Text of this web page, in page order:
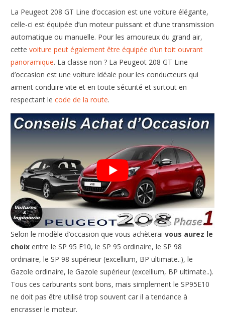
La Peugeot 208 GT Line d’occasion est une voiture élégante,
celle-ci est équipée d’un moteur puissant et d’une transmission
automatique ou manuelle. Pour les amoureux du grand air,
cettevoiture peut également être équipée d’un toit ouvrant
panoramique. La classe non ? La Peugeot 208 GT Line
d’occasion est une voiture idéale pour les conducteurs qui
aiment conduire vite et en toute sécurité et surtout en
respectant lecode de la route.
Selon le modèle d’occasion que vous achèteraivous aurez le
choix entre le SP 95 E10, le SP 95 ordinaire, le SP 98
ordinaire, le SP 98 supérieur (excellium, BP ultimate..), le
Gazole ordinaire, le Gazole supérieur (excellium, BP ultimate..).
Tous ces carburants sont bons, mais simplement le SP95E10
ne doit pas être utilisé trop souvent car il a tendance à
encrasser le moteur.